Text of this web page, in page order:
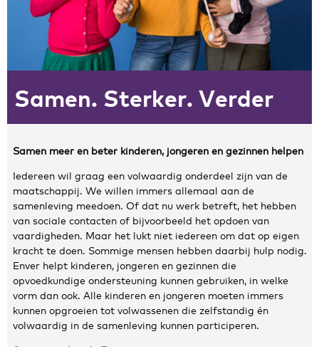
Nieuws
Contactgegevens
Zakelijke gegevens
Algemeen
Nieuws
Persoonlijke informatie en privacy
Privacyverklaring website
Disclaimer
Contact
Samen. Sterker. Verder
Samen meer en beter kinderen, jongeren en gezinnen helpen
Iedereen wil graag een volwaardig onderdeel zijn van de
maatschappij. We willen immers allemaal aan de
samenleving meedoen. Of dat nu werk betreft, het hebben
van sociale contacten of bijvoorbeeld het opdoen van
vaardigheden. Maar het lukt niet iedereen om dat op eigen
kracht te doen. Sommige mensen hebben daarbij hulp nodig.
Enver helpt kinderen, jongeren en gezinnen die
opvoedkundige ondersteuning kunnen gebruiken, in welke
vorm dan ook. Alle kinderen en jongeren moeten immers
kunnen opgroeien tot volwassenen die zelfstandig én
volwaardig in de samenleving kunnen participeren.
Samen verder als Enver